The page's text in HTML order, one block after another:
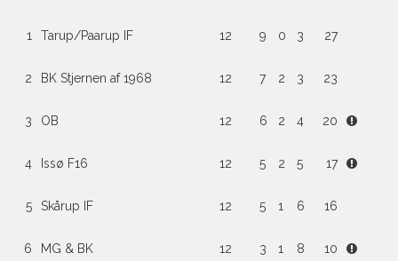
1 Tarup/Paarup IF 12 9 0 3 27
2 BK Stjernen af 1968 12 7 2 3 23
3 OB 12 6 2 4 20
4 Issø F16 12 5 2 5 17
5 Skårup IF 12 5 1 6 16
6 MG & BK 12 3 1 8 10